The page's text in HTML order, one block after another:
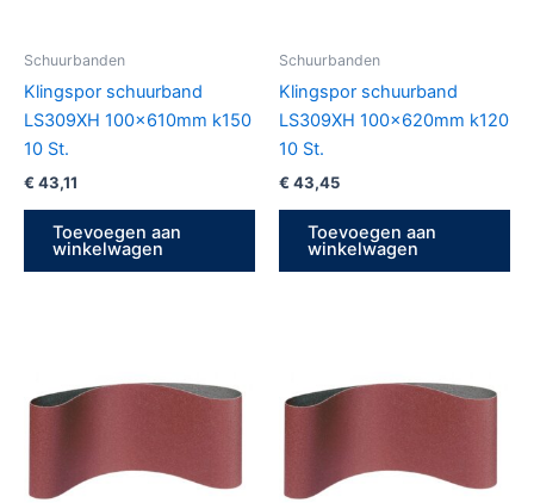
Schuurbanden
Klingspor schuurband
LS309XH 100x610mm k150
10 St.
€ 43,11
Toevoegen aan
winkelwagen
Schuurbanden
Klingspor schuurband
LS309XH 100x620mm k120
10 St.
€ 43,45
Toevoegen aan
winkelwagen